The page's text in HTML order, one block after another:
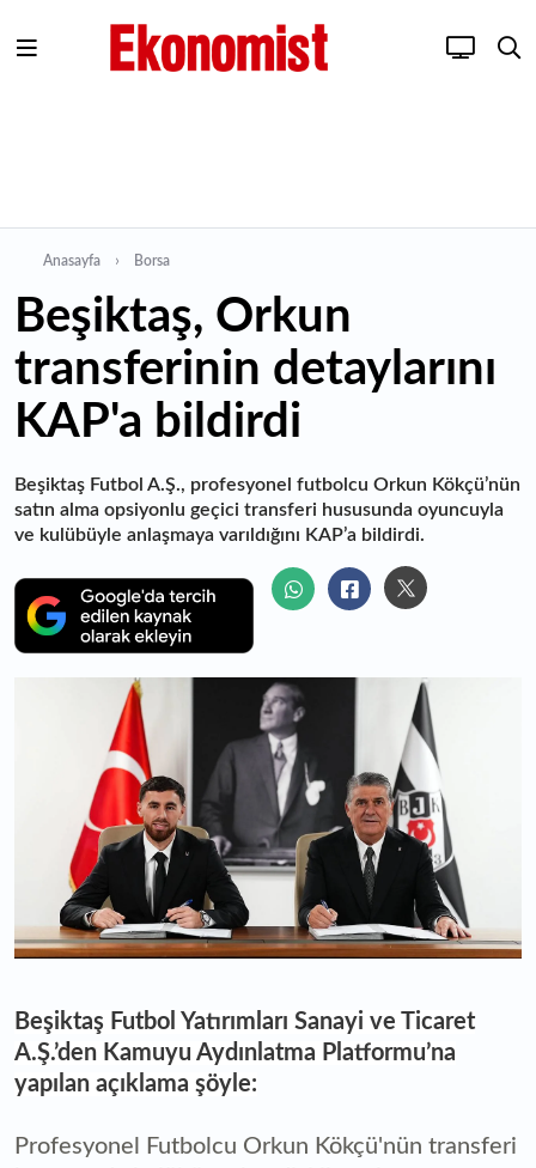
Anasayfa Borsa
Beşiktaş, Orkun
transferinin detaylarını
KAP'a bildirdi
Beşiktaş Futbol A.Ş., profesyonel futbolcu Orkun Kökçü’nün
satın alma opsiyonlu geçici transferi hususunda oyuncuyla
ve kulübüyle anlaşmaya varıldığını KAP’a bildirdi.
Beşiktaş Futbol Yatırımları Sanayi ve Ticaret
A.Ş.’den Kamuyu Aydınlatma Platformu’na
yapılan açıklama şöyle:
Profesyonel Futbolcu Orkun Kökçü'nün transferi